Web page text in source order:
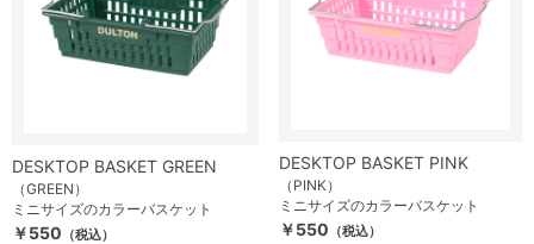
DESKTOP BASKET GREEN
（GREEN）
ミニサイズのカラーバスケット
￥550 （税込）
DESKTOP BASKET PINK
（PINK）
ミニサイズのカラーバスケット
￥550 （税込）